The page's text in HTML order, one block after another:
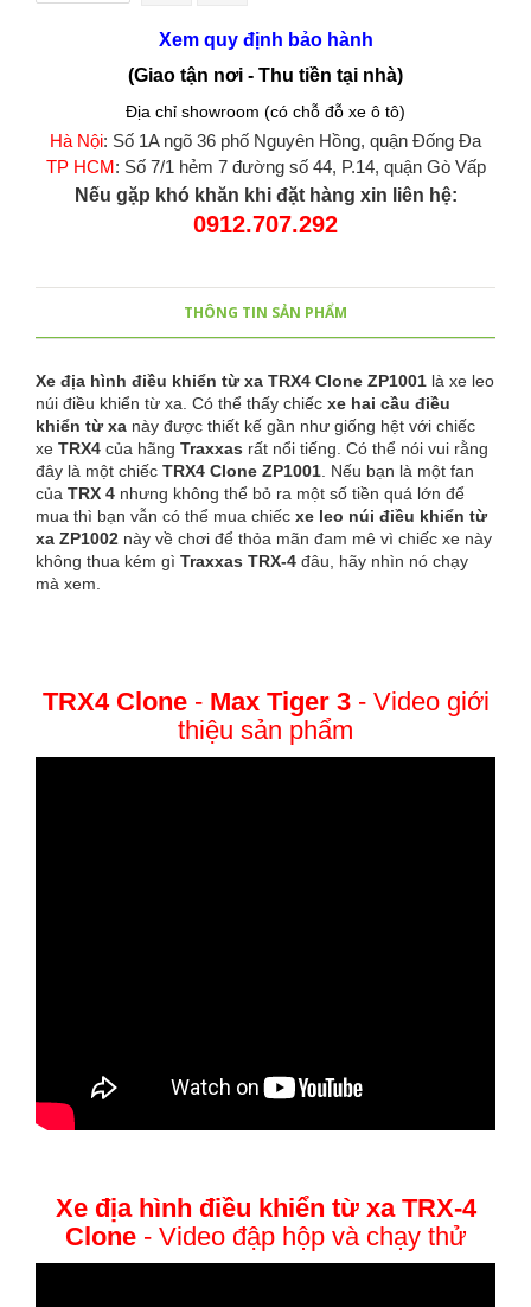
Xem quy định bảo hành
(Giao tận nơi - Thu tiền tại nhà)
Địa chỉ showroom (có chỗ đỗ xe ô tô)
Hà Nội: Số 1A ngõ 36 phố Nguyên Hồng, quận Đống Đa
TP HCM : Số 7/1 hẻm 7 đường số 44, P.14, quận Gò Vấp
Nếu gặp khó khăn khi đặt hàng xin liên hệ:
0912.707.292
THÔNG TIN SẢN PHẨM
Xe địa hình điều khiển từ xa TRX4 Clone ZP1001 là xe leo
núi điều khiển từ xa. Có thể thấy chiếc xe hai cầu điều
khiển từ xa này được thiết kế gần như giống hệt với chiếc
xe TRX4 của hãng Traxxas rất nổi tiếng. Có thể nói vui rằng
đây là một chiếc TRX4 Clone ZP1001. Nếu bạn là một fan
của TRX 4 nhưng không thể bỏ ra một số tiền quá lớn để
mua thì bạn vẫn có thể mua chiếc xe leo núi điều khiển từ
xa ZP1002 này về chơi để thỏa mãn đam mê vì chiếc xe này
không thua kém gì Traxxas TRX-4 đâu, hãy nhìn nó chạy
mà xem.
TRX4 Clone- Max Tiger 3 - Video giới
thiệu sản phẩm
Xe địa hình điều khiển từ xa TRX-4
Clone- Video đập hộp và chạy thử